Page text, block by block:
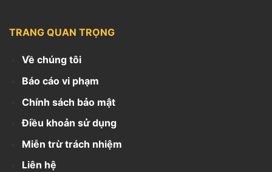
TRANG QUAN TRỌNG
Về chúng tôi
Báo cáo vi phạm
Chính sách bảo mật
Điều khoản sử dụng
Miễn trừ trách nhiệm
Liên hệ